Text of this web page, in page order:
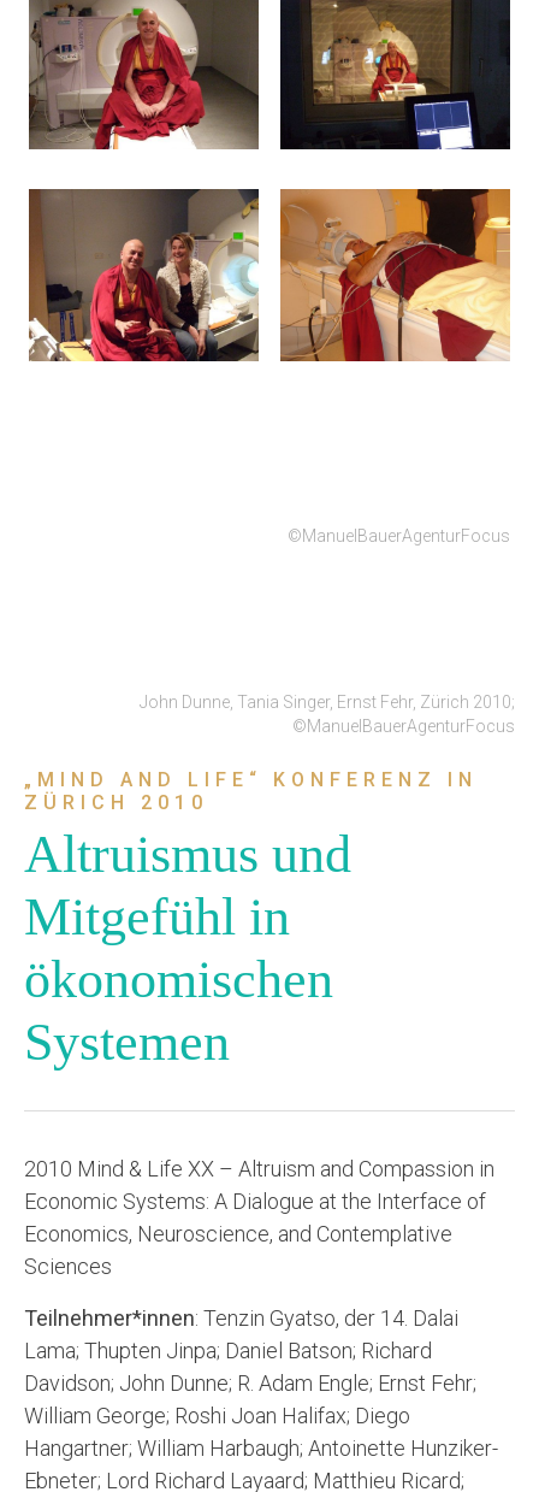
©ManuelBauerAgenturFocus
John Dunne, Tania Singer, Ernst Fehr, Zürich 2010;
©ManuelBauerAgenturFocus
„MIND AND LIFE“ KONFERENZ IN
ZÜRICH 2010
Altruismus und
Mitgefühl in
ökonomischen
Systemen
2010 Mind & Life XX – Altruism and Compassion in
Economic Systems: A Dialogue at the Interface of
Economics, Neuroscience, and Contemplative
Sciences
Teilnehmer*innen: Tenzin Gyatso, der 14. Dalai
Lama; Thupten Jinpa; Daniel Batson; Richard
Davidson; John Dunne; R. Adam Engle; Ernst Fehr;
William George; Roshi Joan Halifax; Diego
Hangartner; William Harbaugh; Antoinette Hunziker-
Ebneter; Lord Richard Layaard; Matthieu Ricard;